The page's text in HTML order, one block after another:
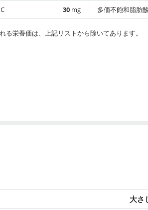
30 mg
多価不飽和脂肪酸
栄養価は、上記リストから除いてあります。
大さ